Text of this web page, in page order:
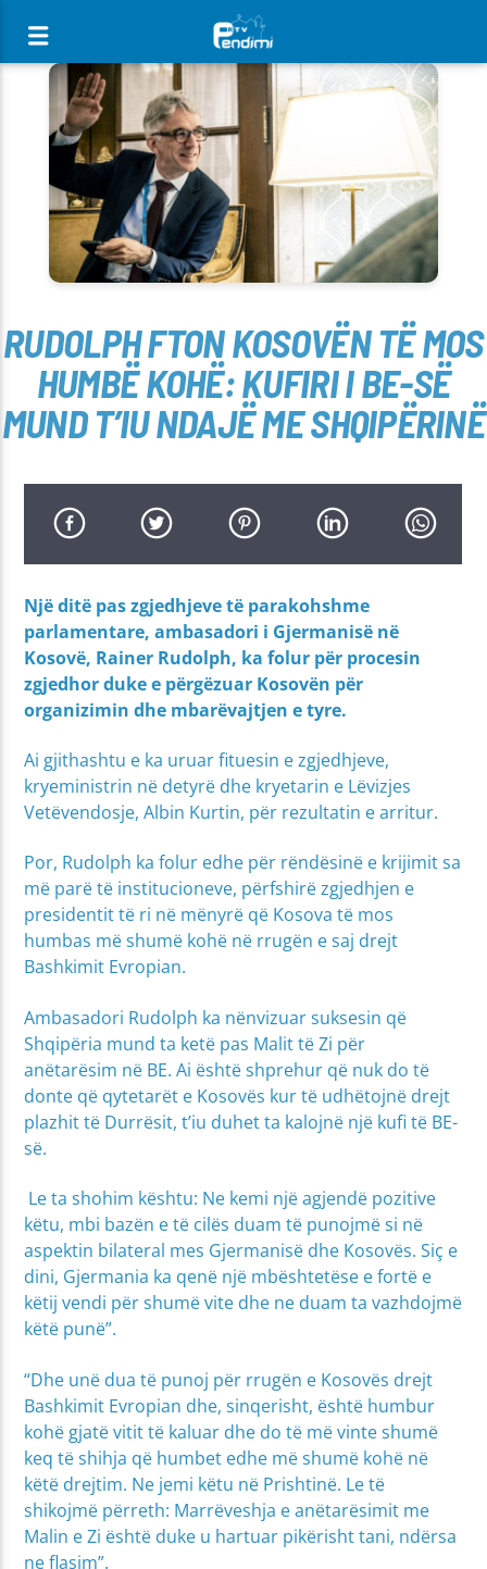
[There are no radio stations in the database]
RUDOLPH FTON KOSOVËN TË MOS
HUMBË KOHË: KUFIRI I BE-SË
MUND T’IU NDAJË ME SHQIPËRINË
Një ditë pas zgjedhjeve të parakohshme
parlamentare, ambasadori i Gjermanisë në
Kosovë, Rainer Rudolph, ka folur për procesin
zgjedhor duke e përgëzuar Kosovën për
organizimin dhe mbarëvajtjen e tyre.
Ai gjithashtu e ka uruar fituesin e zgjedhjeve,
kryeministrin në detyrë dhe kryetarin e Lëvizjes
Vetëvendosje, Albin Kurtin, për rezultatin e arritur.
Por, Rudolph ka folur edhe për rëndësinë e krijimit sa
më parë të institucioneve, përfshirë zgjedhjen e
presidentit të ri në mënyrë që Kosova të mos
humbas më shumë kohë në rrugën e saj drejt
Bashkimit Evropian.
Ambasadori Rudolph ka nënvizuar suksesin që
Shqipëria mund ta ketë pas Malit të Zi për
anëtarësim në BE. Ai është shprehur që nuk do të
donte që qytetarët e Kosovës kur të udhëtojnë drejt
plazhit të Durrësit, t’iu duhet ta kalojnë një kufi të BE-
së.
Le ta shohim kështu: Ne kemi një agjendë pozitive
këtu, mbi bazën e të cilës duam të punojmë si në
aspektin bilateral mes Gjermanisë dhe Kosovës. Siç e
dini, Gjermania ka qenë një mbështetëse e fortë e
këtij vendi për shumë vite dhe ne duam ta vazhdojmë
këtë punë”.
“Dhe unë dua të punoj për rrugën e Kosovës drejt
Bashkimit Evropian dhe, sinqerisht, është humbur
kohë gjatë vitit të kaluar dhe do të më vinte shumë
keq të shihja që humbet edhe më shumë kohë në
këtë drejtim. Ne jemi këtu në Prishtinë. Le të
shikojmë përreth: Marrëveshja e anëtarësimit me
Malin e Zi është duke u hartuar pikërisht tani, ndërsa
ne flasim”.